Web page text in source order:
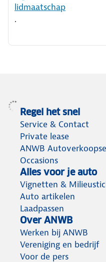
lidmaatschap
.
Regel het snel
Service & Contact
Private lease
ANWB
Occasions
Alles voor je auto
Vignetten &
Auto artikelen
Laadpassen
Over ANWB
Werken bij ANWB
Vereniging en bedrijf
Voor de pers